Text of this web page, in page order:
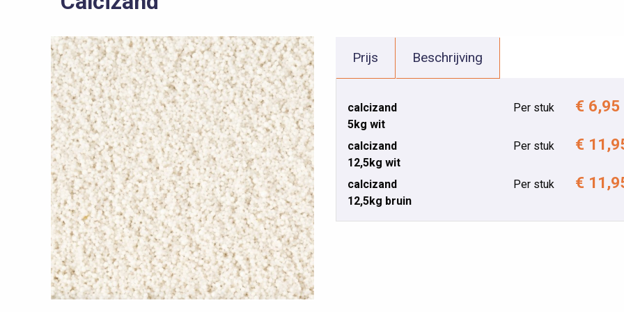
Prijs Beschrijving
calcizand
5kg wit
Per stuk € 6,95
calcizand
12,5kg wit
Per stuk €
calcizand
12,5kg bruin
Per stuk €